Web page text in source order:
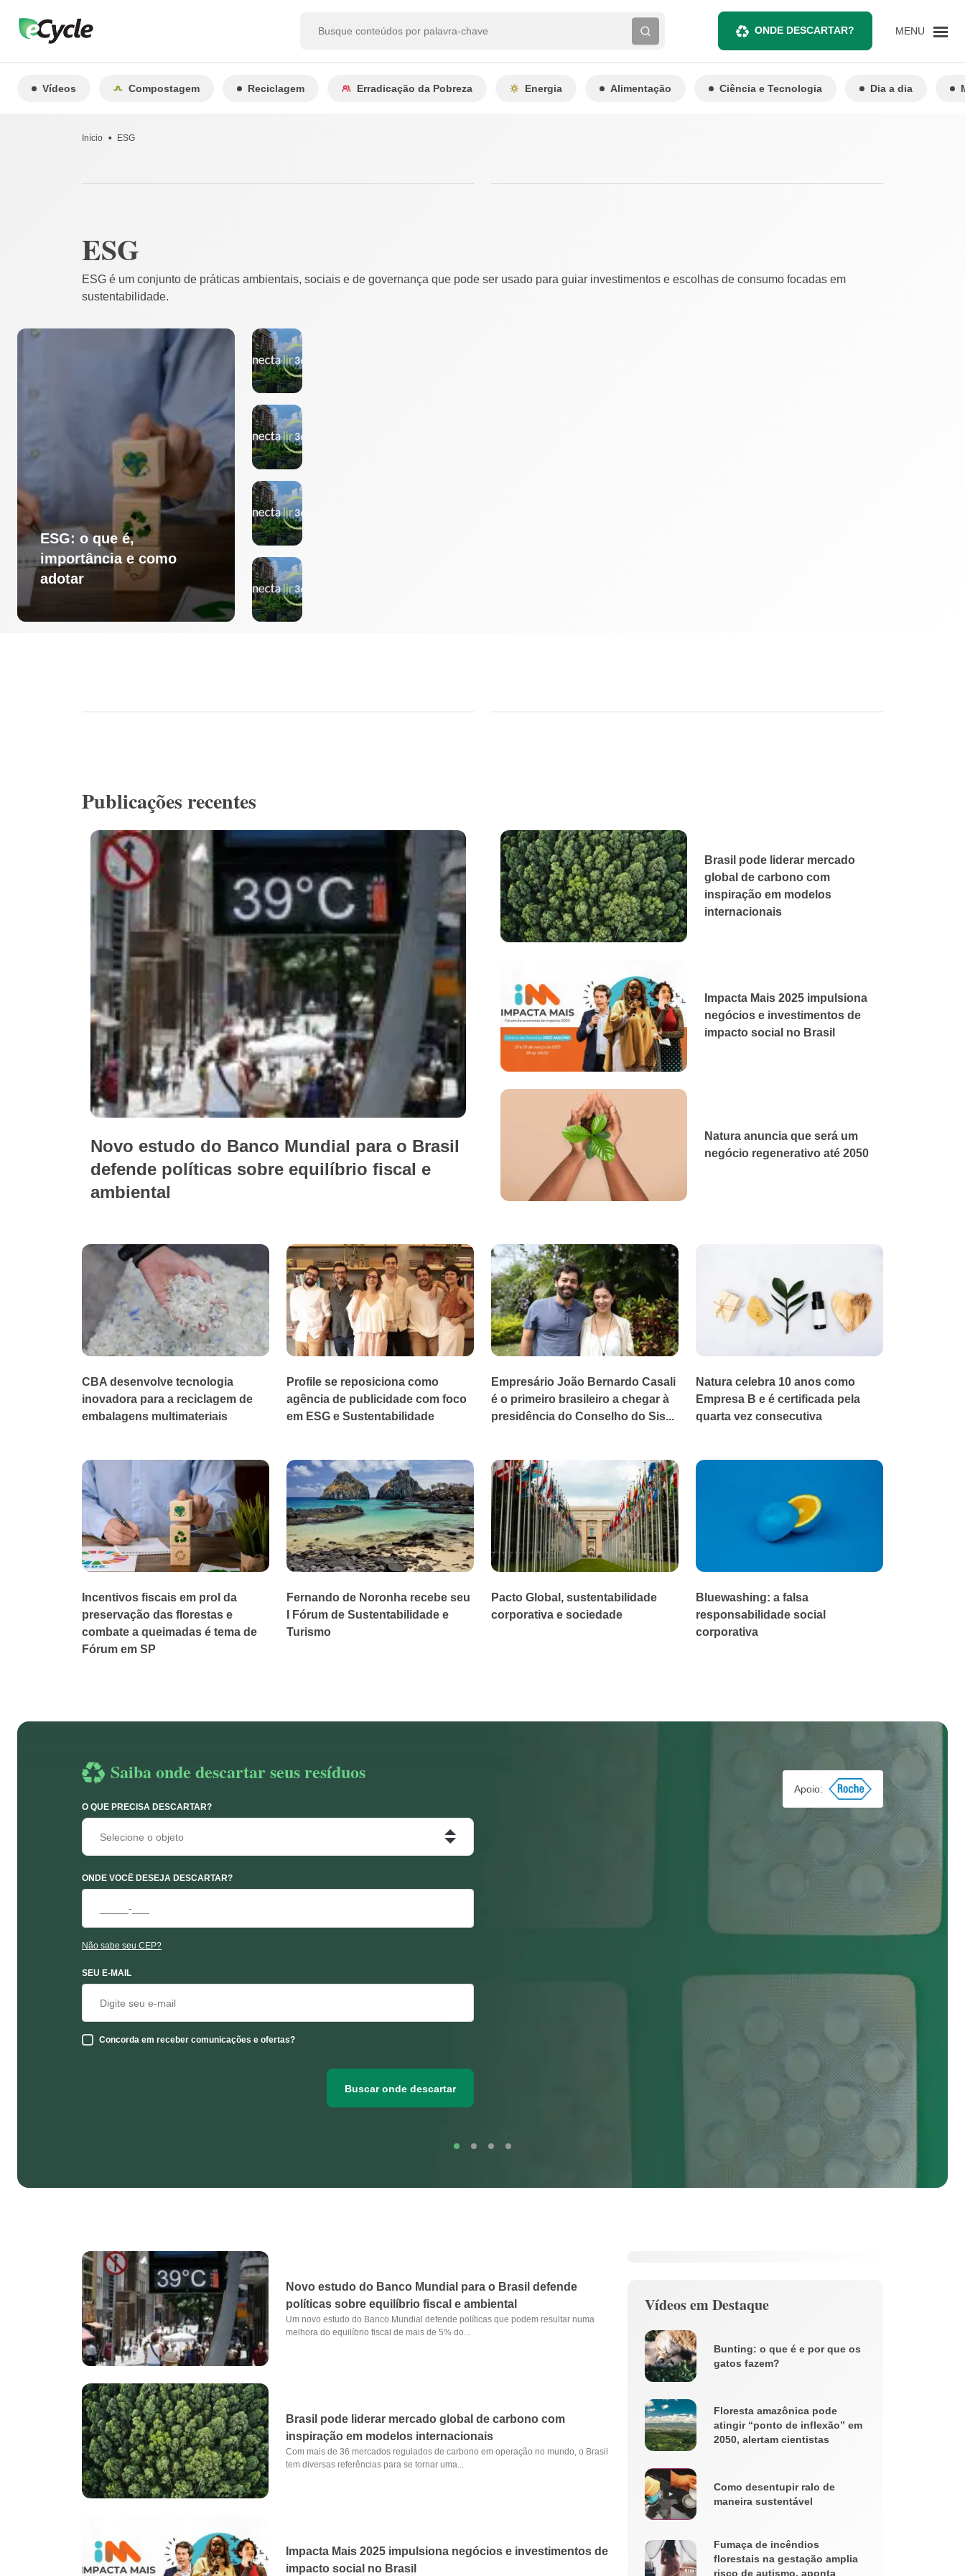
ONDE DESCARTAR? MENU
Vídeos Compostagem Reciclagem Erradicação da Pobreza Energia Alimentação Ciência e Tecnologia Dia a dia
Início ESG
ESG
ESG é um conjunto de práticas ambientais, sociais e de governança que pode ser usado para guiar investimentos e escolhas de consumo focadas em
sustentabilidade.
ESG: o que é,
importância e como
adotar
Publicações recentes
Novo estudo do Banco Mundial para o Brasil
defende políticas sobre equilíbrio fiscal e
ambiental
Brasil pode liderar mercado
global de carbono com
inspiração em modelos
internacionais
Impacta Mais 2025 impulsiona
negócios e investimentos de
impacto social no Brasil
Natura anuncia que será um
negócio regenerativo até 2050
CBA desenvolve tecnologia
inovadora para a reciclagem de
embalagens multimateriais
Profile se reposiciona como
agência de publicidade com foco
em ESG e Sustentabilidade
Empresário João Bernardo Casali
é o primeiro brasileiro a chegar à
presidência do Conselho do Sis...
Natura celebra 10 anos como
Empresa B e é certificada pela
quarta vez consecutiva
Incentivos fiscais em prol da
preservação das florestas e
combate a queimadas é tema de
Fórum em SP
Fernando de Noronha recebe seu
I Fórum de Sustentabilidade e
Turismo
Pacto Global, sustentabilidade
corporativa e sociedade
Bluewashing: a falsa
responsabilidade social
corporativa
Apoio:
Saiba onde descartar seus resíduos
O QUE PRECISA DESCARTAR?
Selecione o objeto
ONDE VOCÊ DESEJA DESCARTAR?
Não sabe seu CEP?
SEU E-MAIL
Concorda em receber comunicações e ofertas?
Buscar onde descartar
Novo estudo do Banco Mundial para o Brasil defende
políticas sobre equilíbrio fiscal e ambiental
Um novo estudo do Banco Mundial defende políticas que podem resultar numa
melhora do equilíbrio fiscal de mais de 5% do...
Brasil pode liderar mercado global de carbono com
inspiração em modelos internacionais
Com mais de 36 mercados regulados de carbono em operação no mundo, o Brasil
tem diversas referências para se tornar uma...
Impacta Mais 2025 impulsiona negócios e investimentos de
impacto social no Brasil
Vídeos em Destaque
Bunting: o que é e por que os
gatos fazem?
Floresta amazônica pode
atingir “ponto de inflexão” em
2050, alertam cientistas
Como desentupir ralo de
maneira sustentável
Fumaça de incêndios
florestais na gestação amplia
risco de autismo, aponta